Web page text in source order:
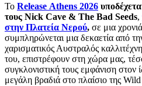
Το Release Athens 2026
τους Nick Cave & The Bad Seeds,
στην Πλατεία Νερού, σε μια
συμπληρώνεται μια δεκαετία από
χαρισματικός Αυστραλός
του, επιστρέφουν στη χώρα μας,
συγκλονιστική τους εμφάνιση στον
μεγάλη βραδιά στο πλαίσιο της